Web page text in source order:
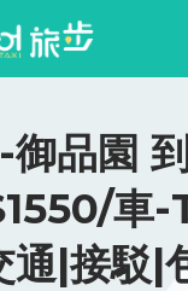
御品園
車
通|接駁|